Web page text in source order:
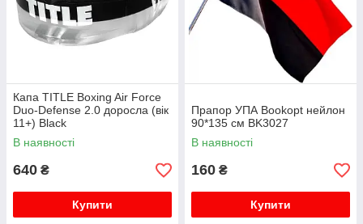
Капа TITLE Boxing Air Force
Duo-Defense 2.0 доросла (вік
11+) Black
В наявності
640 ₴
Купити
Прапор УПА Bookopt нейлон
90*135 см BK3027
В наявності
160 ₴
Купити